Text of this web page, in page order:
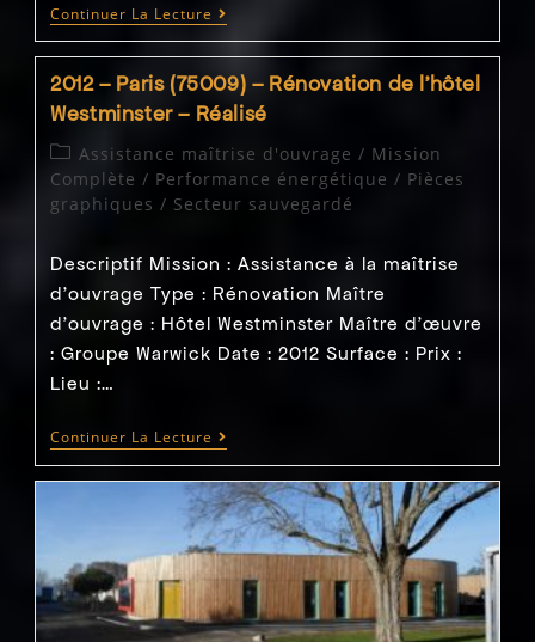
Continuer La Lecture 2011
–
Bayonnes
(64)
–
Construction
Habitat
Collectif
–
Réalisé
2012 – Paris (75009) – Rénovation de l’hôtel
Westminster – Réalisé
Post
category:
Assistance maîtrise d'ouvrage / Mission
Complète / Performance énergétique / Pièces
graphiques / Secteur sauvegardé
Descriptif Mission : Assistance à la maîtrise
d'ouvrage Type : Rénovation Maître
d'ouvrage : Hôtel Westminster Maître d’œuvre
: Groupe Warwick Date : 2012 Surface : Prix :
Lieu :…
Continuer La Lecture 2012
–
Paris
(75009)
–
Rénovation
De
L’hôtel
Westminster
–
Réalisé